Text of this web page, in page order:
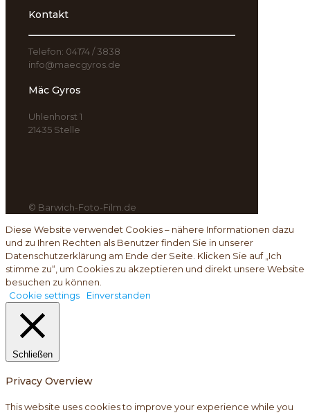
Kontakt
Telefon: 04174 / 3838
info@maecgyros.de
Mäc Gyros
Uhlenhorst 1
21435 Stelle
© Barwich-Foto-Film.de
Diese Website verwendet Cookies – nähere Informationen dazu
und zu Ihren Rechten als Benutzer finden Sie in unserer
Datenschutzerklärung am Ende der Seite. Klicken Sie auf „Ich
stimme zu“, um Cookies zu akzeptieren und direkt unsere Website
besuchen zu können.
Cookie settings
Einverstanden
Schließen
Privacy Overview
This website uses cookies to improve your experience while you